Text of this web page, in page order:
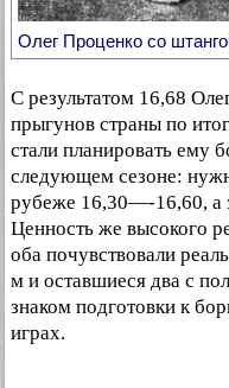
Олег Проценко со
С результатом 16,68
прыгунов страны по
стали планировать ему
следующем сезоне:
рубеже 16,30—-16,60, а
Ценность же высокого
оба почувствовали
м и оставшиеся два с
знаком подготовки к
играх.